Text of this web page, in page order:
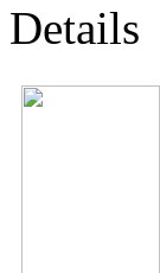
Details